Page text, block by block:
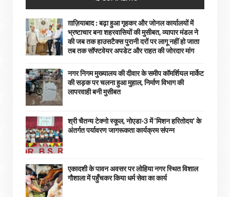
ग़ाज़ियाबाद : बढ़ा हुआ गृहकर और जोनल कार्यालयों में
भ्रष्टाचार बना शहरवासियों की मुसीबत, व्यापार मंडल ने
की जब तक हाउसटैक्स पुरानी दरों पर लागू नहीं हो जाता
तब तक सॉफ्टवेयर अपडेट और राहत की जोरदार मांग
नगर निगम मुख्यालय की दीवार के समीप कॉमर्शियल मार्केट
की सड़क पर चलना हुआ मुहाल, निर्माण विभाग की
लापरवाही बनी मुसीबत
श्री चैतन्य टेक्नो स्कूल, नोएडा-3 में ‘मिशन हरितोदय’ के
अंतर्गत पर्यावरण जागरूकता कार्यक्रम संपन्न
एकादशी के पावन अवसर पर लोहिया नगर स्थित विशाल
गौशाला में पहुँचकर किया धर्म सेवा का कार्य